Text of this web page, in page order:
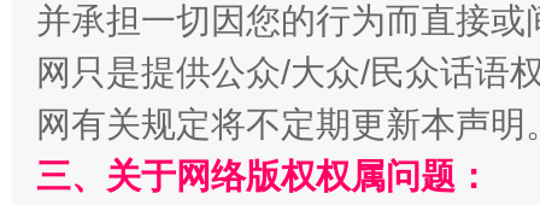
并承担一切因您的行为而直接
网只是提供公众/大众/民众话语
网有关规定将不定期更新本声明
三、关于网络版权权属问题：